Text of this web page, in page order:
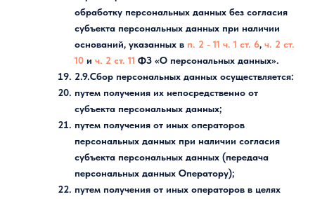
обработку персональных данных без согласия
субъекта персональных данных при наличии
оснований, указанных в п. 2 - 11 ч. 1 ст. 6, ч. 2 ст.
10 и ч. 2 ст. 11 ФЗ «О персональных данных».
2.9.Сбор персональных данных осуществляется:
путем получения их непосредственно от
субъекта персональных данных;
путем получения от иных операторов
персональных данных при наличии согласия
субъекта персональных данных (передача
персональных данных Оператору);
путем получения от иных операторов в целях